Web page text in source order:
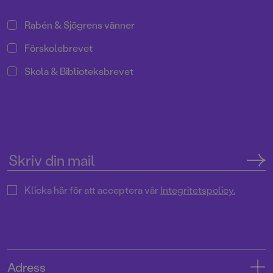
Rabén & Sjögrens vänner
Förskolebrevet
Skola & Biblioteksbrevet
Klicka här för att acceptera vårIntegritetspolicy.
Adress